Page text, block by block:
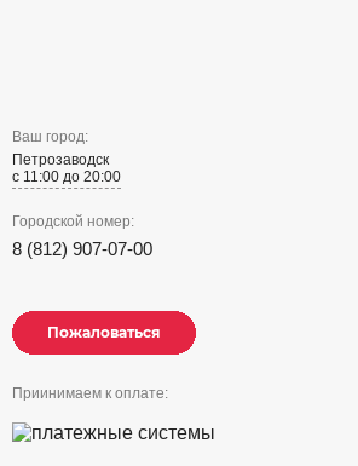
Ваш город:
Петрозаводск
с 11:00 до 20:00
Городской номер:
8 (812) 907-07-00
Пожаловаться
Пожаловаться
Пожаловаться
Приинимаем к оплате: